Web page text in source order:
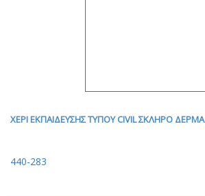
ΧΕΡΙ ΕΚΠΑΙΔΕΥΣΗΣ ΤΥΠΟΥ CIVIL ΣΚΛΗΡΟ ΔΕΡΜΑ
440-283